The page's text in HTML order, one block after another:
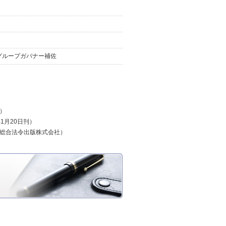
ープガバナー補佐
20日刊）
合法令出版株式会社）